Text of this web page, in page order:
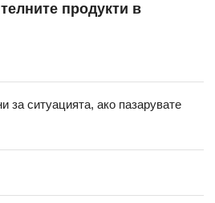
продукти в
за ситуацията, ако пазарувате